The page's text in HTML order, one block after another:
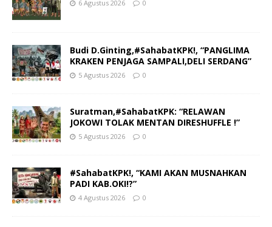
6 Agustus 2026 0
Budi D.Ginting,#SahabatKPK!, “PANGLIMA
KRAKEN PENJAGA SAMPALI,DELI SERDANG”
5 Agustus 2026 0
Suratman,#SahabatKPK: “RELAWAN
JOKOWI TOLAK MENTAN DIRESHUFFLE !”
5 Agustus 2026 0
#SahabatKPK!, “KAMI AKAN MUSNAHKAN
PADI KAB.OKI!?”
4 Agustus 2026 0